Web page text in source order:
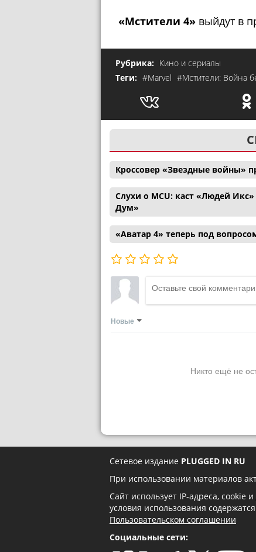
«Мстители 4» выйдут в
Рубрика: Кино и сериалы
Теги: #Marvel #Мстители: Война
Кроссовер «Звездные войны»
Слухи о MCU: каст «Людей
Дум»
«Аватар 4» теперь под
Новые
Никто ещё не
Сетевое издание PLUGGED IN RU
При использовании материалов
Сайт использует IP-адреса, cookie
условия использования
Пользовательском соглашении
Социальные сети: